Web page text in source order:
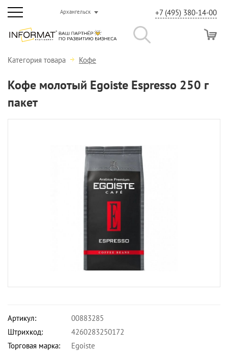
Архангельск +7 (495) 380-14-00
Категория товара Кофе
Кофе молотый Egoiste Espresso 250 г
пакет
Артикул:
00883285
Штрихкод:
4260283250172
Торговая марка:
Egoiste